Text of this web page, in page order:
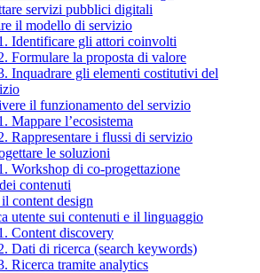
servizi pubblici digitali
il modello di servizio
Identificare gli attori coinvolti
Formulare la proposta di valore
Inquadrare gli elementi costitutivi del
il funzionamento del servizio
Mappare l’ecosistema
Rappresentare i flussi di servizio
le soluzioni
Workshop di co-progettazione
contenuti
content design
utente sui contenuti e il linguaggio
Content discovery
Dati di ricerca (search keywords)
Ricerca tramite analytics